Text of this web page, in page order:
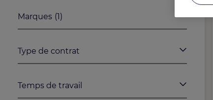
Marques (1)
Type de contrat
Temps de travail